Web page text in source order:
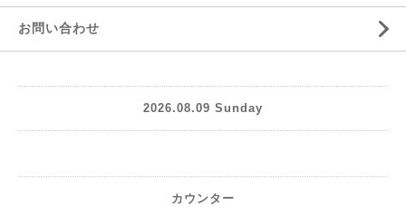
お問い合わせ
2026.08.09 Sunday
カウンター